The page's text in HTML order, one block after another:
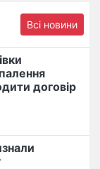
Всі новини
договір